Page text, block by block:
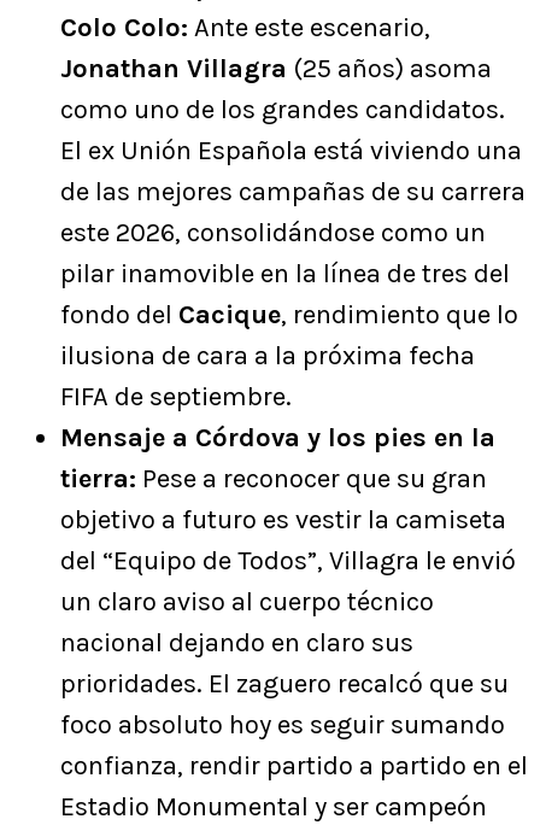
Colo Colo: Ante este escenario,
Jonathan Villagra (25 años) asoma
como uno de los grandes candidatos.
El ex Unión Española está viviendo una
de las mejores campañas de su carrera
este 2026, consolidándose como un
pilar inamovible en la línea de tres del
fondo del Cacique, rendimiento que lo
ilusiona de cara a la próxima fecha
FIFA de septiembre.
Mensaje a Córdova y los pies en la
tierra: Pese a reconocer que su gran
objetivo a futuro es vestir la camiseta
del “Equipo de Todos”, Villagra le envió
un claro aviso al cuerpo técnico
nacional dejando en claro sus
prioridades. El zaguero recalcó que su
foco absoluto hoy es seguir sumando
confianza, rendir partido a partido en el
Estadio Monumental y ser campeón